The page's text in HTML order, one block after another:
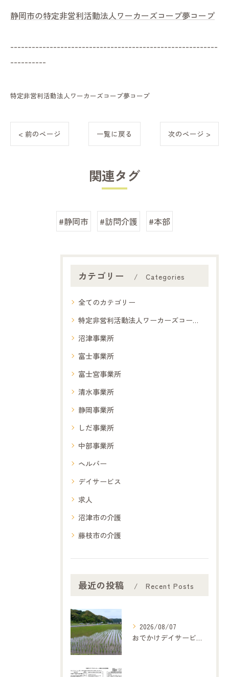
静岡市の特定非営利活動法人ワーカーズコープ夢コープ
----------------------------------------------------------
----------
特定非営利活動法人ワーカーズコープ夢コープ
< 前のページ 一覧に戻る 次のページ >
関連タグ
#静岡市 #訪問介護 #本部
カテゴリー Categories
全てのカテゴリー
特定非営利活動法人ワーカーズコープ夢コープ
沼津事業所
富士事業所
富士宮事業所
清水事業所
静岡事業所
しだ事業所
中部事業所
ヘルパー
デイサービス
求人
沼津市の介護
藤枝市の介護
最近の投稿 Recent Posts
2026/08/07
おでかけデイサービス夢コープいたです